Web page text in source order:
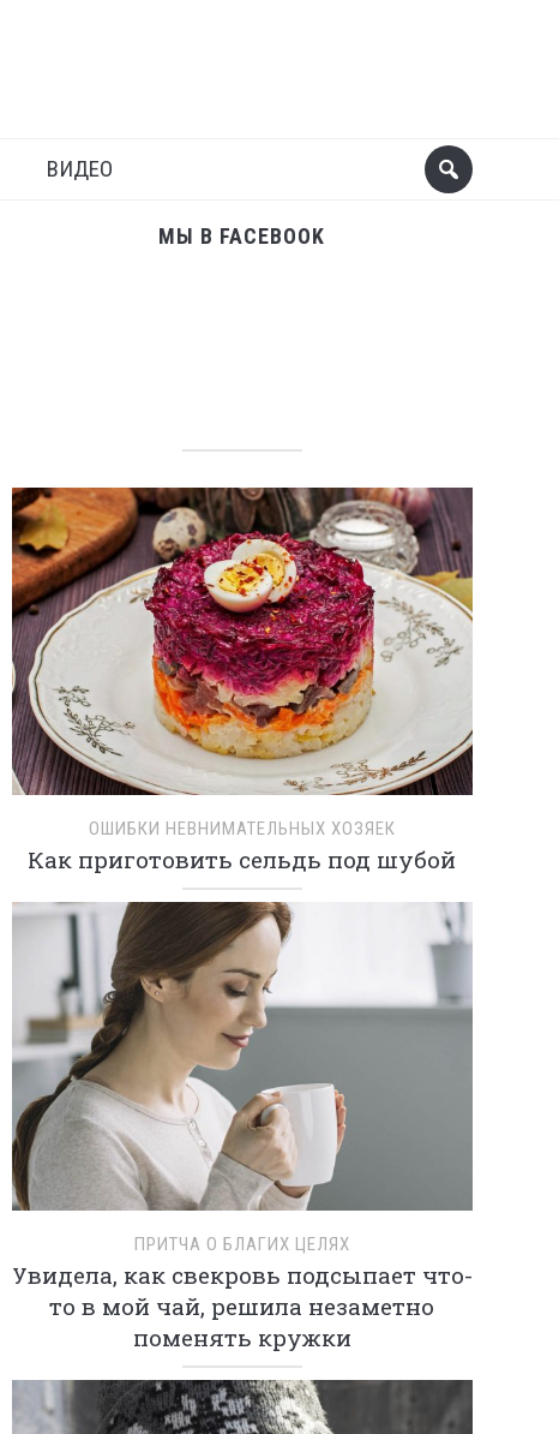
ВИДЕО
МЫ В FACEBOOK
ОШИБКИ НЕВНИМАТЕЛЬНЫХ ХОЗЯЕК
Как приготовить сельдь под шубой
ПРИТЧА О БЛАГИХ ЦЕЛЯХ
Увидела, как свекровь подсыпает что-
то в мой чай, решила незаметно
поменять кружки